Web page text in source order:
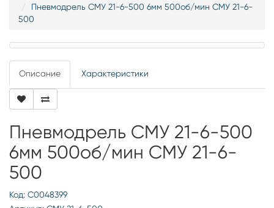
Пневмодрель СМУ 21-6-500 6мм 500об/мин СМУ 21-6-
500
Описание Характеристики
Пневмодрель СМУ 21-6-500
6мм 500об/мин СМУ 21-6-
500
Код: С0048399